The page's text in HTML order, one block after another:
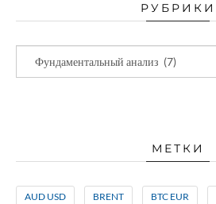
РУБРИКИ
МЕТКИ
AUD USD BRENT BTC EUR